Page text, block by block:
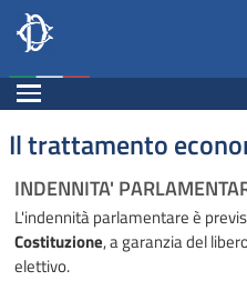
Deputati, Camera dei
Salta al contenuto principale
Salta al menu di navigazione
Espandi
Il trattamento
INDENNITA'
L'indennità parlamentare è
Costituzione, a garanzia del
elettivo.
Navigazione pagine di
Fine pagina
Salta al contenuto principale
Salta al menu di navigazione
Vai a inizio pagina